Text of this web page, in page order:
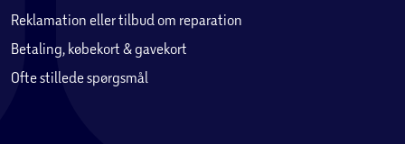
Reklamation eller tilbud om reparation
Betaling, købekort & gavekort
Ofte stillede spørgsmål